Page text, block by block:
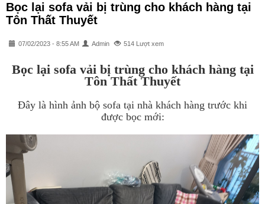
Bọc lại sofa vải bị trùng cho khách hàng tại
Tôn Thất Thuyết
07/02/2023 - 8:55 AM Admin 514 Lượt xem
Bọc lại sofa vải bị trùng cho khách hàng tại
Tôn Thất Thuyết
Đây là hình ảnh bộ sofa tại nhà khách hàng trước khi
được bọc mới: